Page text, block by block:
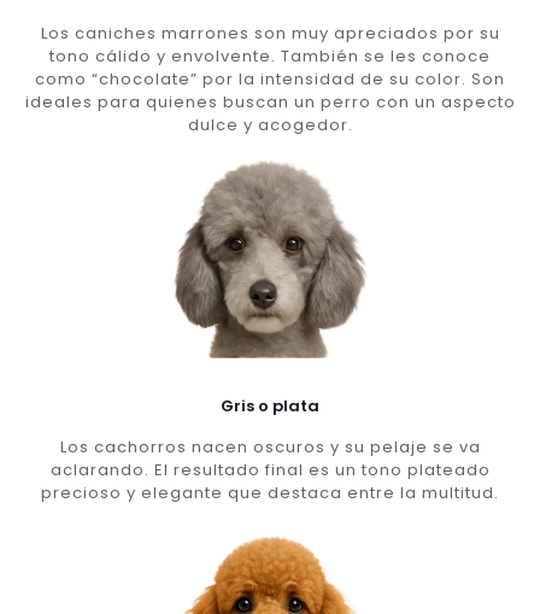
Los caniches marrones son muy apreciados por su
tono cálido y envolvente. También se les conoce
como “chocolate” por la intensidad de su color. Son
ideales para quienes buscan un perro con un aspecto
dulce y acogedor.
Gris o plata
Los cachorros nacen oscuros y su pelaje se va
aclarando. El resultado final es un tono plateado
precioso y elegante que destaca entre la multitud.